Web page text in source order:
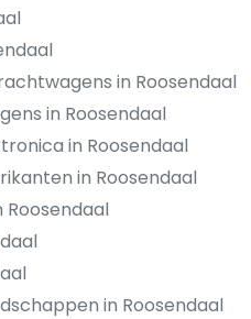
in Roosendaal
in Roosendaal
in Roosendaal
in Roosendaal
in Roosendaal